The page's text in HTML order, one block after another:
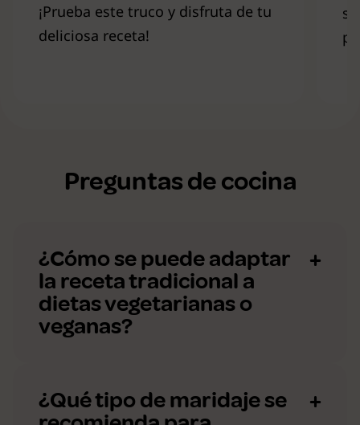
¡Prueba este truco y disfruta de tu
deliciosa receta!
Preguntas de cocina
¿Cómo se puede adaptar
la receta tradicional a
dietas vegetarianas o
veganas?
¿Qué tipo de maridaje se